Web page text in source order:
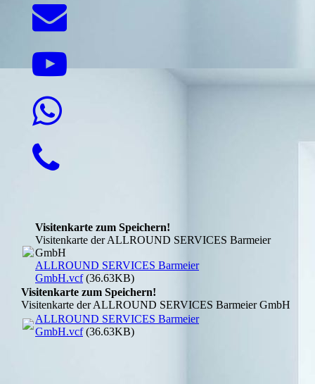
Visitenkarte zum Speichern!
Visitenkarte der ALLROUND SERVICES Barmeier
GmbH
ALLROUND SERVICES Barmeier
GmbH.vcf(36.63KB)
Visitenkarte zum Speichern!
Visitenkarte der ALLROUND SERVICES Barmeier GmbH
ALLROUND SERVICES Barmeier
GmbH.vcf(36.63KB)